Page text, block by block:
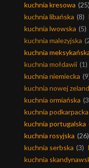
kuchnia kresowa (25)
kuchnia libańska (8)
kuchnia lwowska (5)
kuchnia malezyjska
kuchnia
kuchnia mołdawii (1)
kuchnia niemiecka
kuchnia nowej
kuchnia ormiańska
kuchnia podkarpacka
kuchnia portugalska
kuchnia rosyjska (26)
kuchnia serbska (3)
kuchnia